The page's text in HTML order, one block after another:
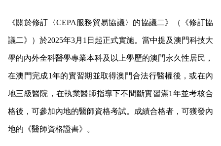
《關於修訂〈CEPA服務貿易協議〉的協議二》（《修訂協
議二》）於2025年3月1日起正式實施。當中提及澳門科技大
學的內外全科醫學專業本科及以上學歷的澳門永久性居民，
在澳門完成1年的實習期並取得澳門合法行醫權後，或在內
地三級醫院，在執業醫師指導下不間斷實習滿1年並考核合
格後，可參加內地的醫師資格考試。成績合格者，可獲發內
地的《醫師資格證書》。